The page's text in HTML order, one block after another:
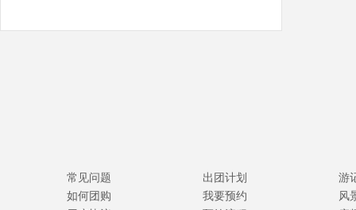
常见问题
如何团购
出团计划
我要预约
游
风